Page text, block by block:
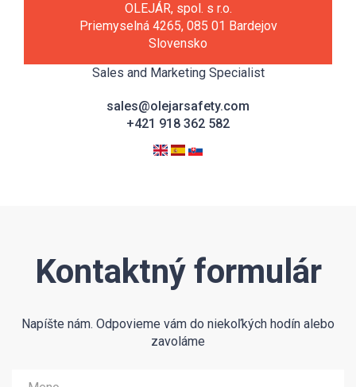
OLEJÁR, spol. s r.o.
Priemyselná 4265, 085 01 Bardejov
Slovensko
Sales and Marketing Specialist
sales@olejarsafety.com
+421 918 362 582
Kontaktný formulár
Napíšte nám. Odpovieme vám do niekoľkých hodín alebo
zavoláme